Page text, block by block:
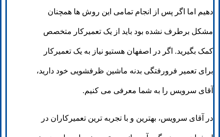
دهیم اما اگر پس از انجام تمامی این روش ها همچنان
مشکل برطرف نشده بود باید از یک تعمیرکار متخصص
کمک بگیرید. اگر در اصفهان هستیو نیاز به یک تعمیرکار
برای تعمیر فرورفتگی بدنه ماشین ظرفشویی خود دارید،
آقای سرویس را به شما معرفی می کنیم.
در آقای سرویس، بهترین و با تجربه ترین تعمیرکاران در